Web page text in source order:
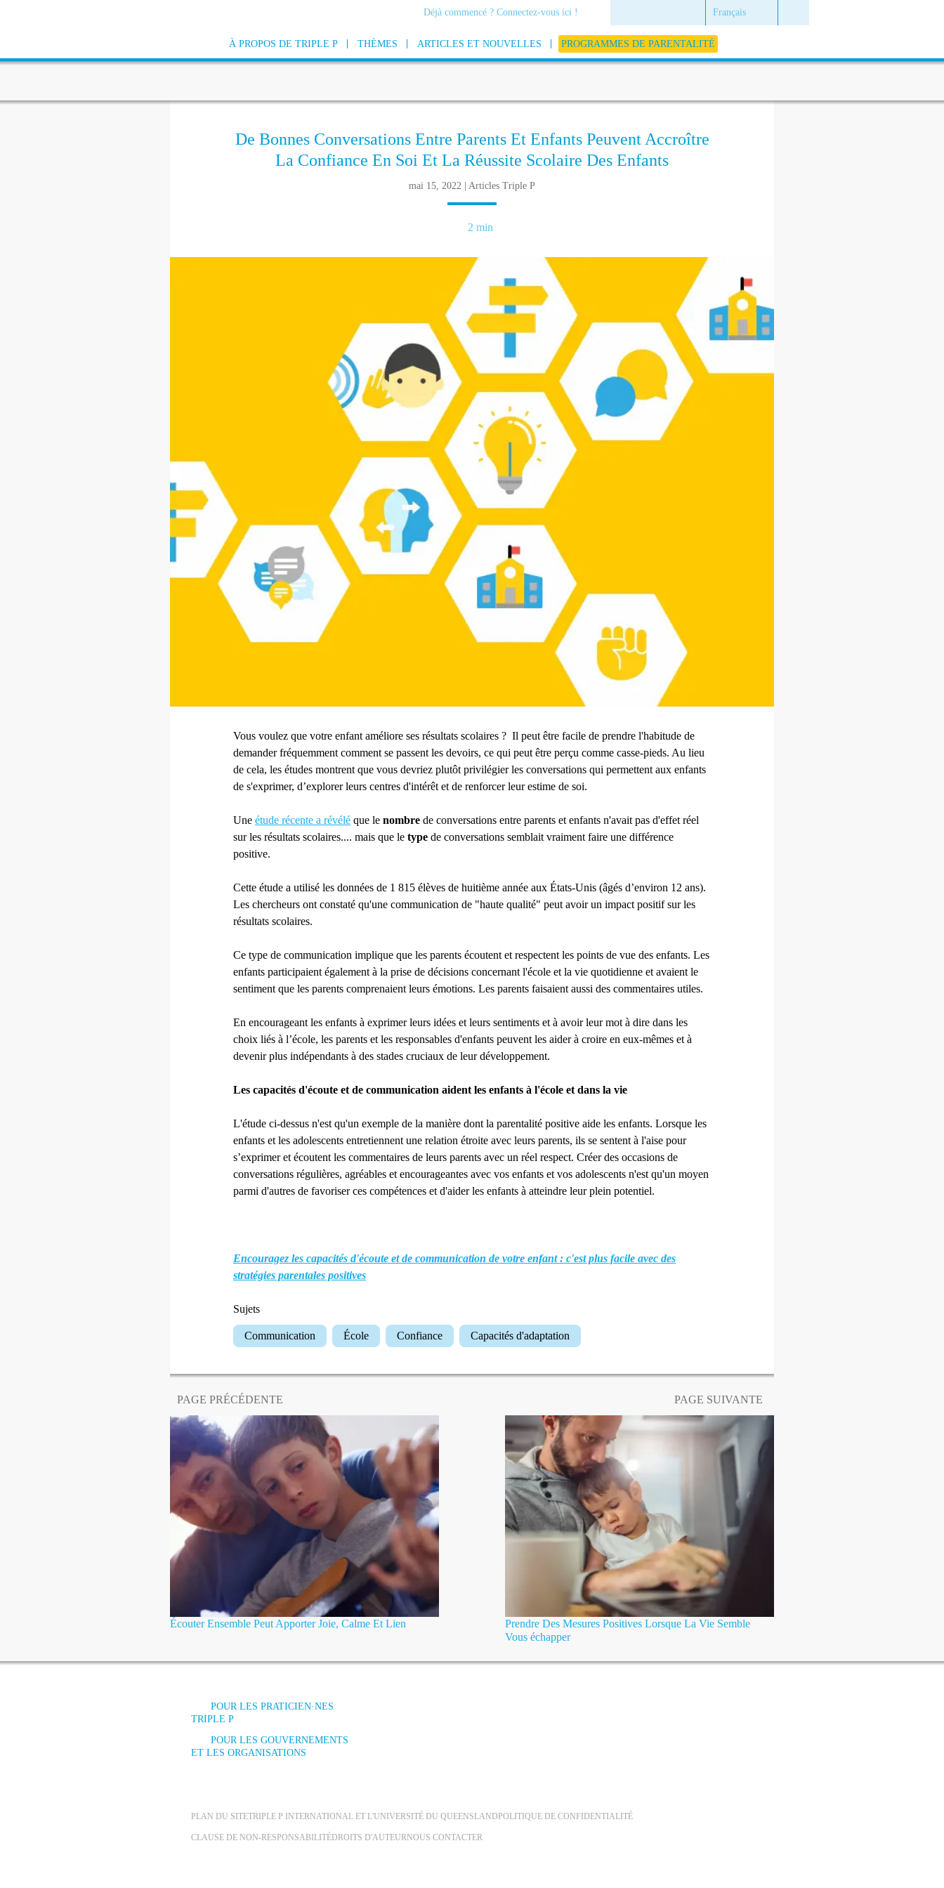
Déjà commencé ? Connectez-vous ici ! Français
À PROPOS DE TRIPLE P THÈMES ARTICLES ET NOUVELLES PROGRAMMES DE PARENTALITÉ
De Bonnes Conversations Entre Parents Et Enfants Peuvent Accroître
La Confiance En Soi Et La Réussite Scolaire Des Enfants
mai 15, 2022 | Articles Triple P
2 min
Vous voulez que votre enfant améliore ses résultats scolaires ? Il peut être facile de prendre l'habitude de
demander fréquemment comment se passent les devoirs, ce qui peut être perçu comme casse-pieds. Au lieu
de cela, les études montrent que vous devriez plutôt privilégier les conversations qui permettent aux enfants
de s'exprimer, d’explorer leurs centres d'intérêt et de renforcer leur estime de soi.
Une étude récente a révélé que le nombre de conversations entre parents et enfants n'avait pas d'effet réel
sur les résultats scolaires.... mais que le type de conversations semblait vraiment faire une différence
positive.
Cette étude a utilisé les données de 1 815 élèves de huitième année aux États-Unis (âgés d’environ 12 ans).
Les chercheurs ont constaté qu'une communication de "haute qualité" peut avoir un impact positif sur les
résultats scolaires.
Ce type de communication implique que les parents écoutent et respectent les points de vue des enfants. Les
enfants participaient également à la prise de décisions concernant l'école et la vie quotidienne et avaient le
sentiment que les parents comprenaient leurs émotions. Les parents faisaient aussi des commentaires utiles.
En encourageant les enfants à exprimer leurs idées et leurs sentiments et à avoir leur mot à dire dans les
choix liés à l’école, les parents et les responsables d'enfants peuvent les aider à croire en eux-mêmes et à
devenir plus indépendants à des stades cruciaux de leur développement.
Les capacités d'écoute et de communication aident les enfants à l'école et dans la vie
L'étude ci-dessus n'est qu'un exemple de la manière dont la parentalité positive aide les enfants. Lorsque les
enfants et les adolescents entretiennent une relation étroite avec leurs parents, ils se sentent à l'aise pour
s’exprimer et écoutent les commentaires de leurs parents avec un réel respect. Créer des occasions de
conversations régulières, agréables et encourageantes avec vos enfants et vos adolescents n'est qu'un moyen
parmi d'autres de favoriser ces compétences et d'aider les enfants à atteindre leur plein potentiel.
Encouragez les capacités d'écoute et de communication de votre enfant : c'est plus facile avec des
stratégies parentales positives
Sujets
Communication école Confiance Capacités d'adaptation
PAGE PRÉCÉDENTE
Écouter Ensemble Peut Apporter Joie, Calme Et Lien
PAGE SUIVANTE
Prendre Des Mesures Positives Lorsque La Vie Semble
Vous échapper
POUR LES PRATICIEN·NES
TRIPLE P
POUR LES GOUVERNEMENTS
ET LES ORGANISATIONS
PLAN DU SITETRIPLE P INTERNATIONAL ET L'UNIVERSITÉ DU QUEENSLAND POLITIQUE DE CONFIDENTIALITÉ
CLAUSE DE NON-RESPONSABILITÉDROITS D'AUTEURNOUS CONTACTER